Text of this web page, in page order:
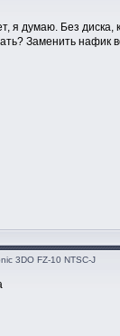
я думаю. Без диска,
Заменить нафик
3DO FZ-10 NTSC-J